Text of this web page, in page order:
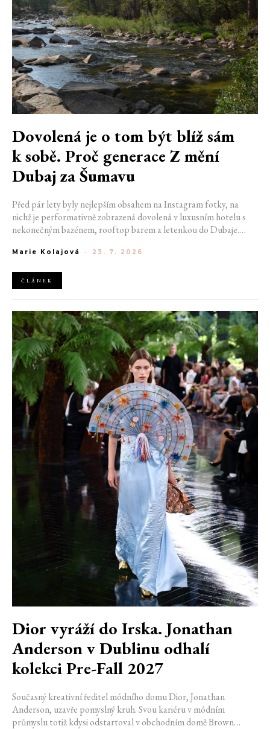
Dovolená je o tom být blíž sám
k sobě. Proč generace Z mění
Dubaj za Šumavu
Před pár lety byly nejlepším obsahem na Instagram fotky, na
nichž je performativně zobrazená dovolená v luxusním hotelu s
nekonečným bazénem, rooftop barem a letenkou do Dubaje.
horách. Ranní koupání v lomu. Výlet vlakem na Šumavu.
Marie Kolajová - 23. 7. 2026
ČLÁNEK
Dior vyráží do Irska. Jonathan
Anderson v Dublinu odhalí
kolekci Pre-Fall 2027
Současný kreativní ředitel módního domu Dior, Jonathan
Anderson, uzavře pomyslný kruh. Svou kariéru v módním
průmyslu totiž kdysi odstartoval v obchodním domě Brown